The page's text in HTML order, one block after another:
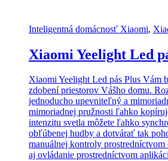
Inteligentná domácnosť Xiaomi,
Xiaomi Yeelight Led
Xiaomi Yeelight Led pás Plus Vám
zdobení priestorov Vášho domu.
jednoducho upevniteľný a
mimoriadnej pružnosti ľahko
intenzitu svetla môžete ľahko
obľúbenej hudby a dotvárať tak
manuálnej kontroly
aj ovládanie prostredníctvom